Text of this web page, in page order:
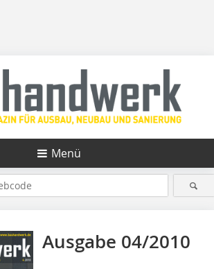
Menü
Ausgabe 04/2010